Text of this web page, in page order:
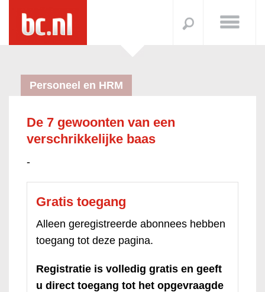
Personeel en HRM
De 7 gewoonten van een
verschrikkelijke baas
-
Gratis toegang
Alleen geregistreerde abonnees hebben
toegang tot deze pagina.
Registratie is volledig gratis en geeft
u direct toegang tot het opgevraagde